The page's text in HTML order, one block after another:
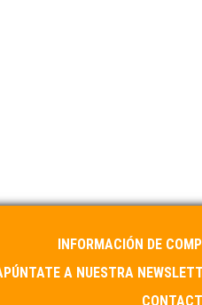
INFORMACIÓN DE
A NUESTRA